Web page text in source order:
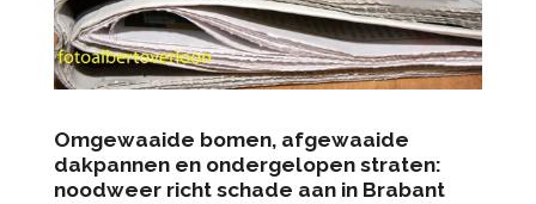
Omgewaaide bomen, afgewaaide
dakpannen en ondergelopen straten:
noodweer richt schade aan in Brabant